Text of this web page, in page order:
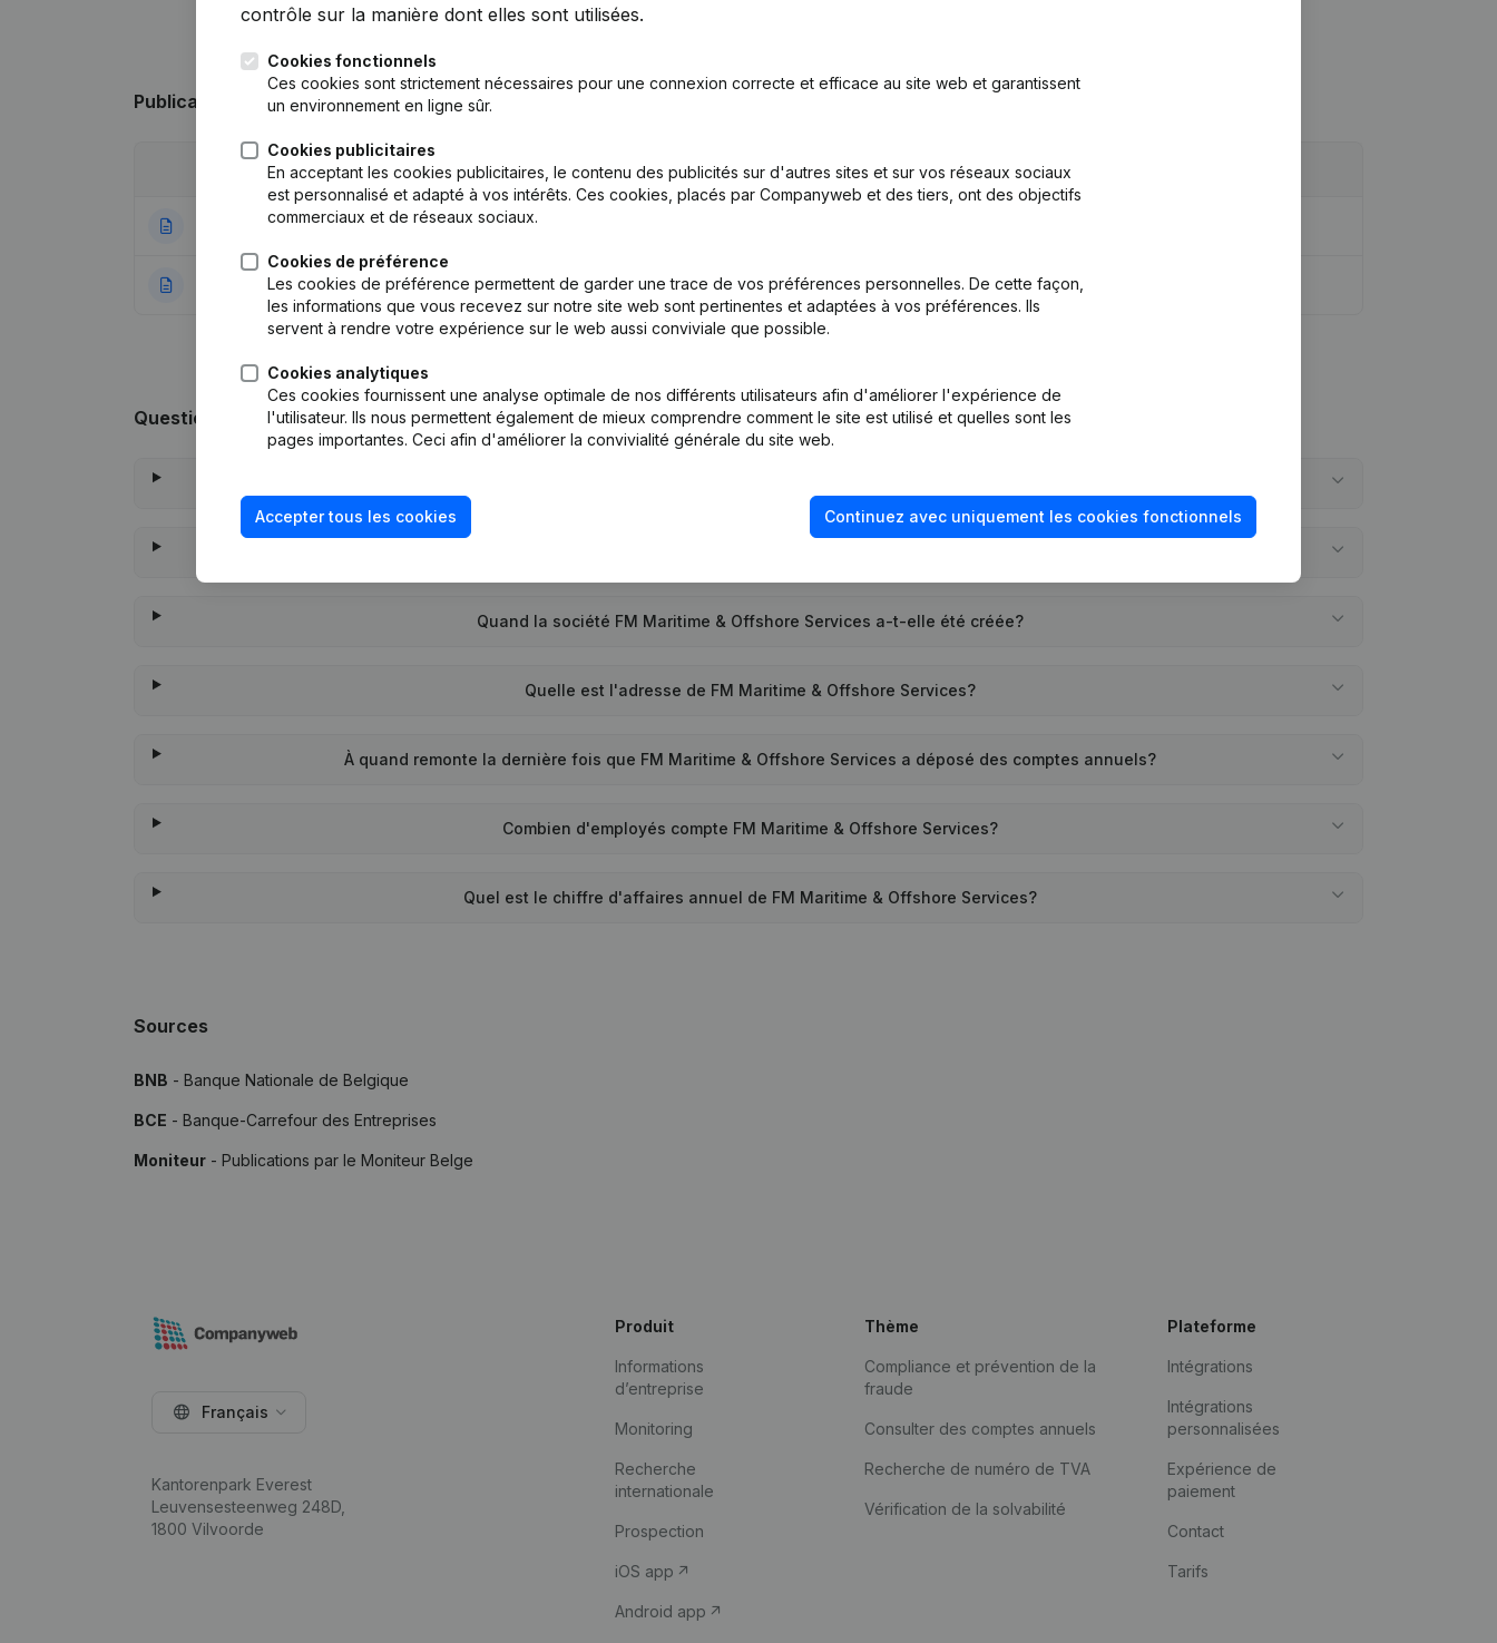
Publications de FM Maritime & Offshore Services
Publication
25-11-2022 Divers - But
24-08-2021 Rubrique Constitution (Nouvelle Personne Morale, Ouverture Succursale, etc...)(NL)
Questions fréquemment posées
Quand la société FM Maritime & Offshore Services a-t-elle été créée?
Quelle est l'adresse de FM Maritime & Offshore Services?
À quand remonte la dernière fois que FM Maritime & Offshore Services a déposé des comptes annuels?
Combien d'employés compte FM Maritime & Offshore Services?
Quel est le chiffre d'affaires annuel de FM Maritime & Offshore Services?
Sources
BNB - Banque Nationale de Belgique
BCE - Banque-Carrefour des Entreprises
Moniteur - Publications par le Moniteur Belge
contrôle sur la manière dont elles sont utilisées.
Cookies fonctionnels
Ces cookies sont strictement nécessaires pour une connexion correcte et efficace au site web et garantissent
un environnement en ligne sûr.
Cookies publicitaires
En acceptant les cookies publicitaires, le contenu des publicités sur d'autres sites et sur vos réseaux sociaux
est personnalisé et adapté à vos intérêts. Ces cookies, placés par Companyweb et des tiers, ont des objectifs
commerciaux et de réseaux sociaux.
Cookies de préférence
Les cookies de préférence permettent de garder une trace de vos préférences personnelles. De cette façon,
les informations que vous recevez sur notre site web sont pertinentes et adaptées à vos préférences. Ils
servent à rendre votre expérience sur le web aussi conviviale que possible.
Cookies analytiques
Ces cookies fournissent une analyse optimale de nos différents utilisateurs afin d'améliorer l'expérience de
l'utilisateur. Ils nous permettent également de mieux comprendre comment le site est utilisé et quelles sont les
pages importantes. Ceci afin d'améliorer la convivialité générale du site web.
Accepter tous les cookies Continuez avec uniquement les cookies fonctionnels
Français
Kantorenpark Everest
Leuvensesteenweg 248D,
1800 Vilvoorde
Produit
Informations
d’entreprise
Monitoring
Recherche
internationale
Prospection
iOS app
Android app
Thème
Compliance et prévention de la
fraude
Consulter des comptes annuels
Recherche de numéro de TVA
Vérification de la solvabilité
Plateforme
Intégrations
Intégrations
personnalisées
Expérience de
paiement
Contact
Tarifs